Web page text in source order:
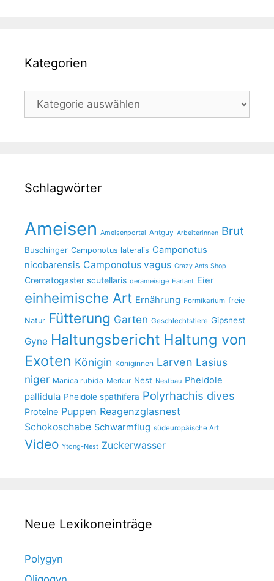
Kategorien
Kategorien
Schlagwörter
Ameisen Ameisenportal Antguy Arbeiterinnen Brut
Buschinger Camponotus lateralis Camponotus
nicobarensis Camponotus vagus Crazy Ants Shop
Crematogaster scutellaris derameisige Earlant Eier
einheimische Art Ernährung Formikarium freie
Natur Fütterung Garten Geschlechtstiere Gipsnest
Gyne Haltungsbericht Haltung von
Exoten Königin Königinnen Larven Lasius
niger Manica rubida Merkur Nest Nestbau Pheidole
pallidula Pheidole spathifera Polyrhachis dives
Proteine Puppen Reagenzglasnest
Schokoschabe Schwarmflug südeuropäische Art
Video Ytong-Nest Zuckerwasser
Neue Lexikoneinträge
Polygyn